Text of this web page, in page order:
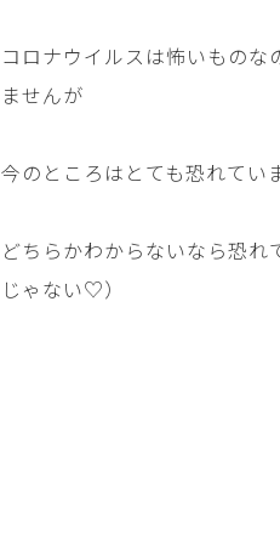
コロナウイルスは怖いものな
ませんが
今のところはとても恐れてい
どちらかわからないなら恐
じゃない♡）